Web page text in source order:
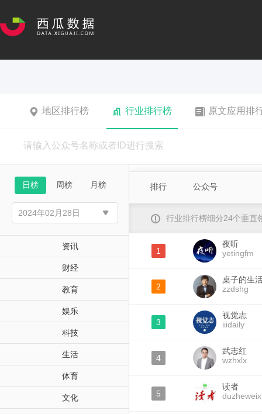
地区排行榜 行业排行榜 原文应用排
日榜 周榜 月榜
资讯
财经
教育
娱乐
科技
生活
体育
文化
排行 公众号
行业排行榜细分24个垂直
1
夜听
yetingfm
2
桌子的生
zzdshg
3
视觉志
iiidaily
4
武志红
wzhxlx
5
读者